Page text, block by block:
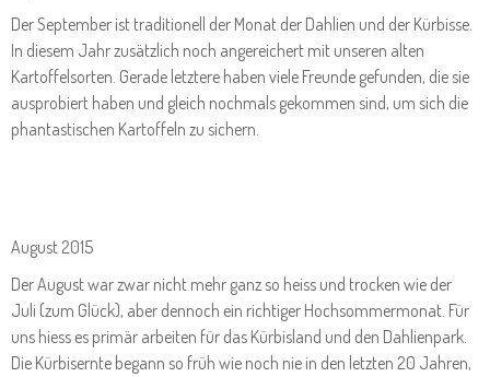
Der September ist traditionell der Monat der Dahlien und der Kürbisse.
In diesem Jahr zusätzlich noch angereichert mit unseren alten
Kartoffelsorten. Gerade letztere haben viele Freunde gefunden, die sie
ausprobiert haben und gleich nochmals gekommen sind, um sich die
phantastischen Kartoffeln zu sichern.
August 2015
Der August war zwar nicht mehr ganz so heiss und trocken wie der
Juli (zum Glück), aber dennoch ein richtiger Hochsommermonat. Für
uns hiess es primär arbeiten für das Kürbisland und den Dahlienpark.
Die Kürbisernte begann so früh wie noch nie in den letzten 20 Jahren,